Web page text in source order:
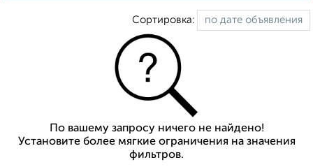
Сортировка:
По вашему запросу ничего не найдено!
Установите более мягкие ограничения на значения
фильтров.